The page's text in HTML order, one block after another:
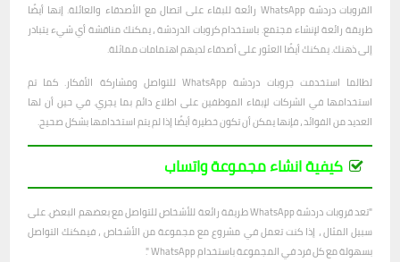
القروبات دردشة WhatsApp رائعة للبقاء على اتصال مع الأصدقاء والعائلة. إنها أيضًا
طريقة رائعة لإنشاء مجتمع. باستخدام كروبات الدردشة ، يمكنك مناقشة أي شيء يتبادر
إلى ذهنك. يمكنك أيضًا العثور على أصدقاء لديهم اهتمامات مماثلة.
لطالما استخدمت جروبات دردشة WhatsApp للتواصل ومشاركة الأفكار. كما تم
استخدامها في الشركات لإبقاء الموظفين على اطلاع دائم بما يجري. في حين أن لها
العديد من الفوائد ، فإنها يمكن أن تكون خطيرة أيضًا إذا لم يتم استخدامها بشكل صحيح.
كيفية انشاء مجموعة واتساب
"تعد قروبات دردشة WhatsApp طريقة رائعة للأشخاص للتواصل مع بعضهم البعض. على
سبيل المثال ، إذا كنت تعمل في مشروع مع مجموعة من الأشخاص ، فيمكنك التواصل
بسهولة مع كل فرد في المجموعة باستخدام WhatsApp ".